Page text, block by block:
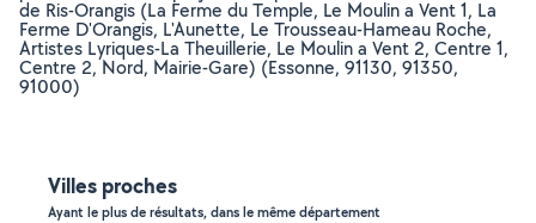
de Ris-Orangis (La Ferme du Temple, Le Moulin a Vent 1, La
Ferme D'Orangis, L'Aunette, Le Trousseau-Hameau Roche,
Artistes Lyriques-La Theuillerie, Le Moulin a Vent 2, Centre 1,
Centre 2, Nord, Mairie-Gare) (Essonne, 91130, 91350,
91000)
Villes proches
Ayant le plus de résultats, dans le même département